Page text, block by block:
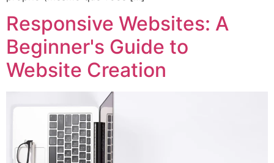
Responsive Websites: A
Beginner's Guide to
Website Creation